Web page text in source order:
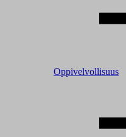
Oppivelvollisuus